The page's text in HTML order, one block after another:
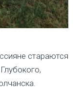
стараются